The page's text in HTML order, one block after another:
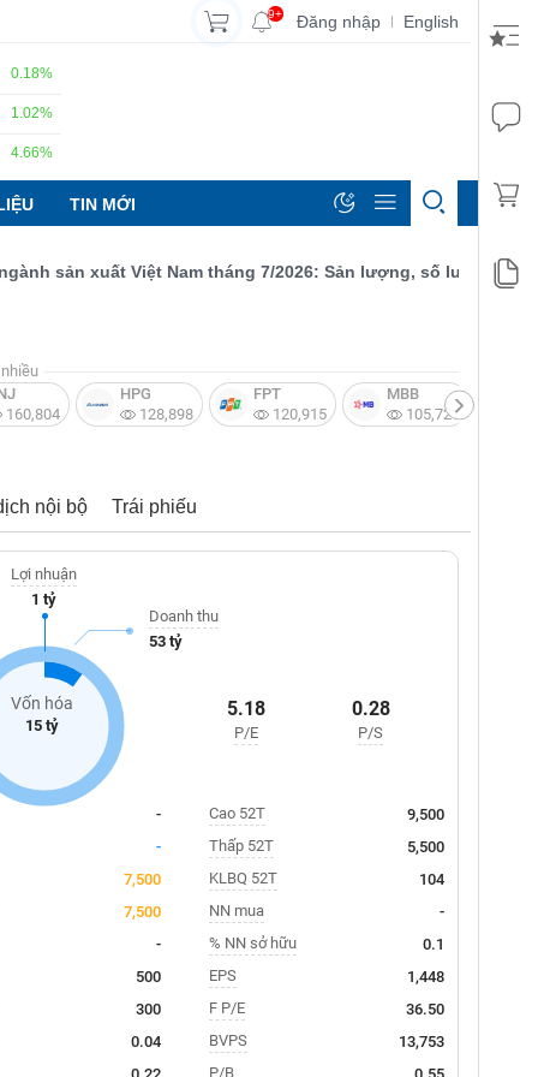
9+ Đăng nhập | English
0.18%
1.02%
4.66%
TIN MỚI
sản xuất Việt Nam tháng 7/2026: Sản lượng, số lượng đơn đặt
160,804
HPG
128,898
FPT
120,915
MBB
105,721
nội bộ Trái phiếu
Vốn hóa
15 tỷ
Lợi nhuận
1 tỷ
Doanh thu
53 tỷ
5.18
P/E
0.28
P/S
-
-
7,500
7,500
-
500
300
0.04
0.22
Cao 52T
9,500
Thấp 52T
5,500
KLBQ 52T
104
NN mua
-
% NN sở hữu
0.1
EPS
1,448
F P/E
36.50
BVPS
13,753
P/B
0.55